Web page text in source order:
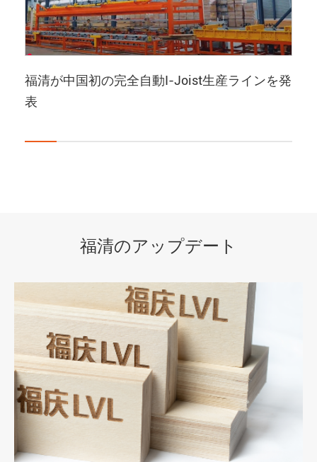
福清が中国初の完全自動I-Joist生産ラインを発
表
福清のアップデート